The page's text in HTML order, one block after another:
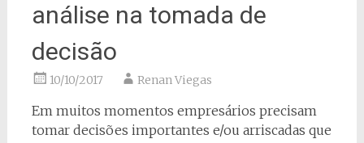
análise na tomada de
decisão
10/10/2017 Renan Viegas
Em muitos momentos empresários precisam
tomar decisões importantes e/ou arriscadas que